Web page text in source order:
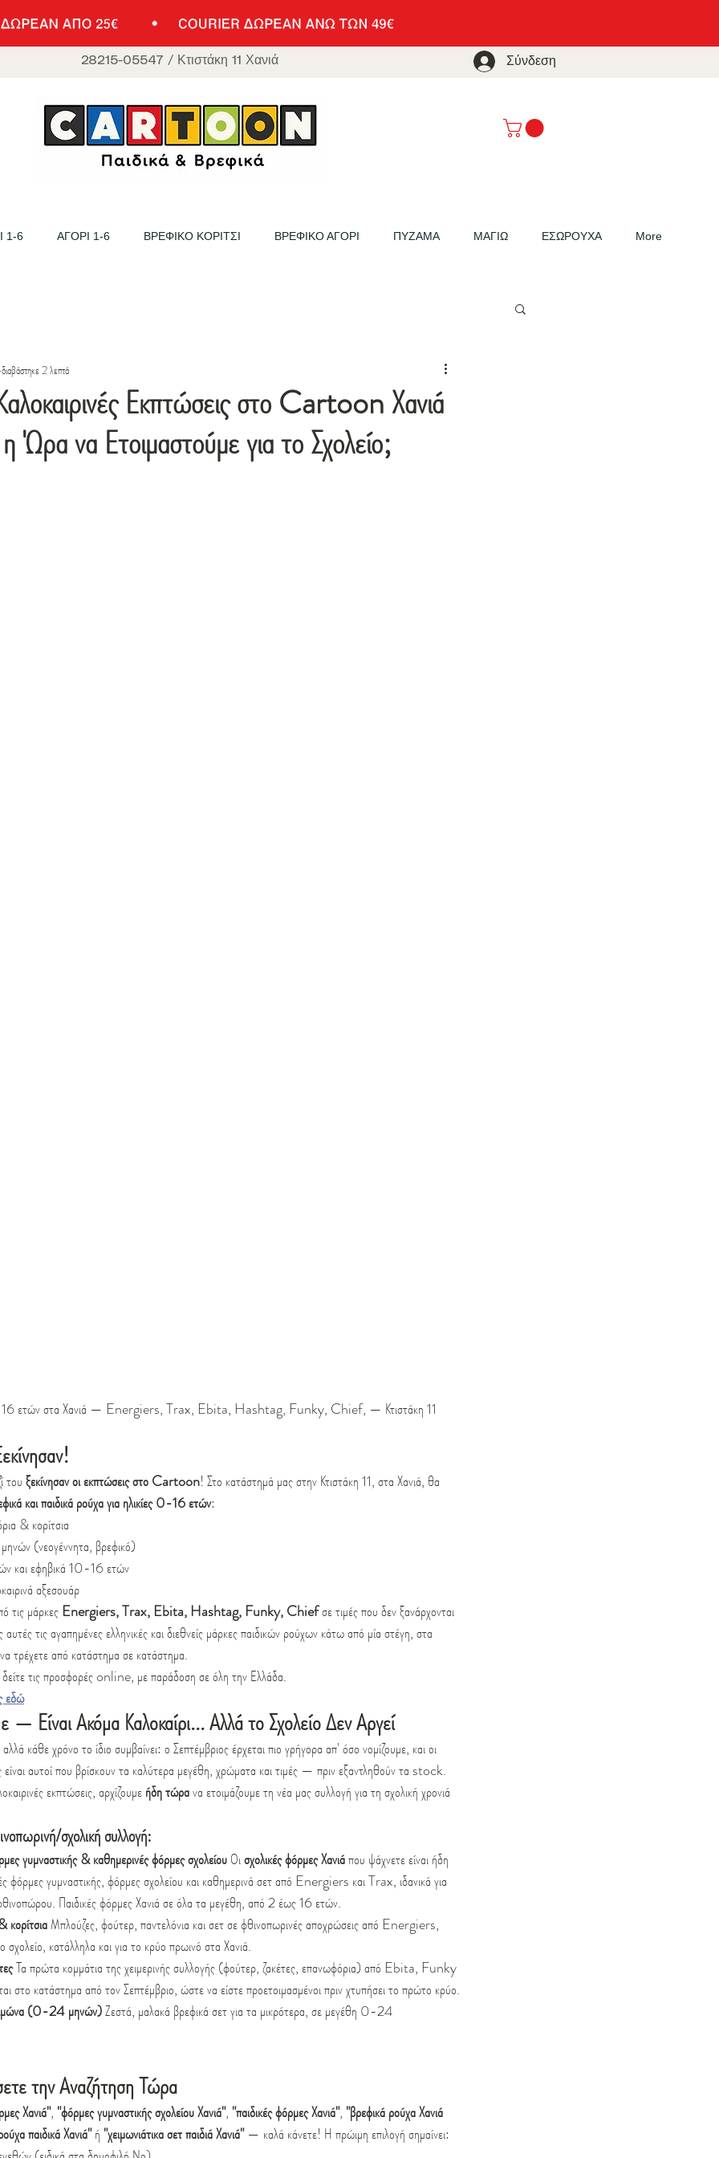
28215-05547 / Κτιστάκη 11 Χανιά Σύνδεση
1-6 ΑΓΟΡΙ 1-6 ΒΡΕΦΙΚΟ ΚΟΡΙΤΣΙ ΒΡΕΦΙΚΟ ΑΓΟΡΙ ΠΥΖΑΜΑ ΜΑΓΙΩ ΕΣΩΡΟΥΧΑ More
Εκπτώσεις στο Cartoon Χανιά
να Ετοιμαστούμε για το Σχολείο;
διαβάστηκε 2 λεπτά
αστέρια.
16 ετών στα Χανιά — Energiers, Trax, Ebita, Hashtag, Funky, Chief, — Κτιστάκη 11
του ξεκίνησαν οι εκπτώσεις στο Cartoon! Στο κατάστημά μας στην Κτιστάκη 11, στα Χανιά, θα
και παιδικά ρούχα για ηλικίες 0-16 ετών:
& κορίτσια
(νεογέννητα, βρεφικό)
και εφηβικά 10-16 ετών
αξεσουάρ
τις μάρκες Energiers, Trax, Ebita, Hashtag, Funky, Chief σε τιμές που δεν ξανάρχονται
τις αγαπημένες ελληνικές και διεθνείς μάρκες παιδικών ρούχων κάτω από μία στέγη, στα
τρέχετε από κατάστημα σε κατάστημα.
τις προσφορές online, με παράδοση σε όλη την Ελλάδα.
εδώ
Είναι Ακόμα Καλοκαίρι... Αλλά το Σχολείο Δεν Αργεί
κάθε χρόνο το ίδιο συμβαίνει: ο Σεπτέμβριος έρχεται πιο γρήγορα απ' όσο νομίζουμε, και οι
είναι αυτοί που βρίσκουν τα καλύτερα μεγέθη, χρώματα και τιμές — πριν εξαντληθούν τα stock.
εκπτώσεις, αρχίζουμε ήδη τώρα να ετοιμάζουμε τη νέα μας συλλογή για τη σχολική χρονιά
σχολική συλλογή:
γυμναστικής & καθημερινές φόρμες σχολείου Οι σχολικές φόρμες Χανιά που ψάχνετε είναι ήδη
φόρμες γυμναστικής, φόρμες σχολείου και καθημερινά σετ από Energiers και Trax, ιδανικά για
Παιδικές φόρμες Χανιά σε όλα τα μεγέθη, από 2 έως 16 ετών.
κορίτσια Μπλούζες, φούτερ, παντελόνια και σετ σε φθινοπωρινές αποχρώσεις από Energiers,
κατάλληλα και για το κρύο πρωινό στα Χανιά.
Τα πρώτα κομμάτια της χειμερινής συλλογής (φούτερ, ζακέτες, επανωφόρια) από Ebita, Funky
στο κατάστημα από τον Σεπτέμβριο, ώστε να είστε προετοιμασμένοι πριν χτυπήσει το πρώτο κρύο.
(0-24 μηνών) Ζεστά, μαλακά βρεφικά σετ για τα μικρότερα, σε μεγέθη 0-24
την Αναζήτηση Τώρα
Χανιά", "φόρμες γυμναστικής σχολείου Χανιά", "παιδικές φόρμες Χανιά", "βρεφικά ρούχα Χανιά
παιδικά Χανιά" ή "χειμωνιάτικα σετ παιδιά Χανιά" — καλά κάνετε! Η πρώιμη επιλογή σημαίνει: